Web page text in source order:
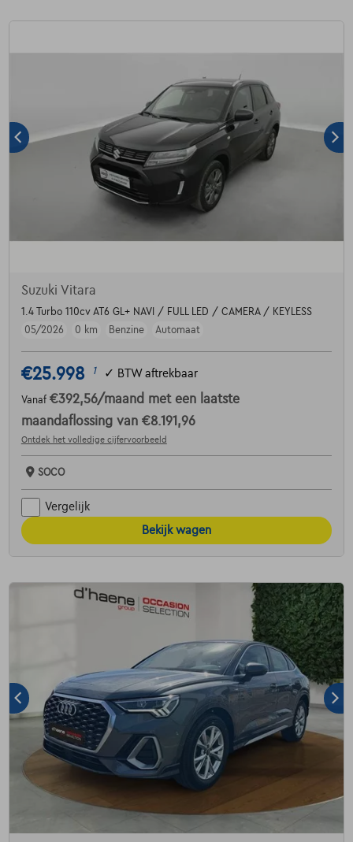
Suzuki Vitara
1.4 Turbo 110cv AT6 GL+ NAVI / FULL LED / CAMERA / KEYLESS
05/2026
0 km Benzine Automaat
€25.998 1 ✓ BTW aftrekbaar
Vanaf €392,56/maand met een laatste
maandaflossing van €8.191,96
Ontdek het volledige cijfervoorbeeld
SOCO
Vergelijk
Bekijk wagen